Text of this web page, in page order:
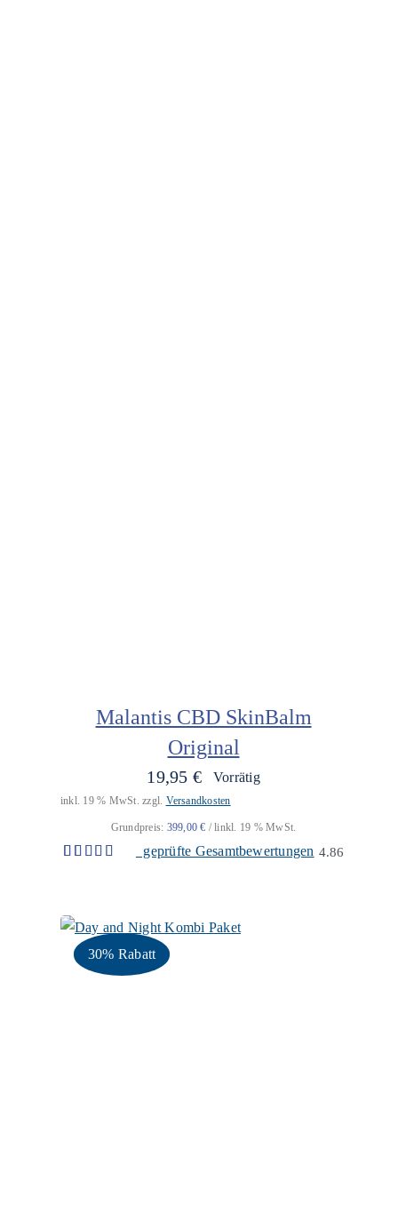
Malantis CBD SkinBalm
Original
19,95€ Vorrätig
inkl. 19 % MwSt. zzgl. Versandkosten
Grundpreis: 399,00€ /linkl. 19 % MwSt.
basierend
auf
Kundenbewertungen
geprüfte Gesamtbewertungen 4.86
30% Rabatt